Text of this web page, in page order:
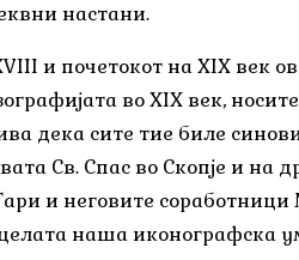
настани.
и почетокот на XIX век
во XIX век,
дека сите тие биле
Св. Спас во Скопје и
и неговите
наша иконографска